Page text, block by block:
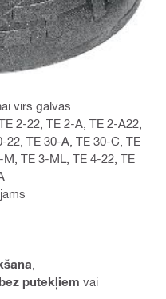
virs galvas
2-22, TE 2-A, TE 2-A22,
22, TE 30-A, TE 30-C, TE
TE 3-ML, TE 4-22, TE
putekļiem vai